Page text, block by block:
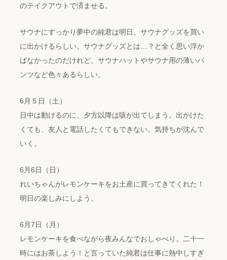
のテイクアウトで済ませる。
サウナにすっかり夢中の純君は明日、サウナグッズを買い
に出かけるらしい。サウナグッズとは…？と全く思い浮か
ばなかったのだけれど、サウナハットやサウナ用の薄いパ
ンツなど色々あるらしい。
6月５日（土）
日中は動けるのに、夕方以降は咳が出てしまう。出かけた
くても、友人と電話したくてもできない。気持ちが沈んで
いく。
6月6日（日）
れいちゃんがレモンケーキをお土産に買ってきてくれた！
明日の楽しみにしよう。
6月7日（月）
レモンケーキを食べながら夜みんなでおしゃべり。二十一
時にはお茶しよう！と言っていた純君は仕事に熱中しすぎ